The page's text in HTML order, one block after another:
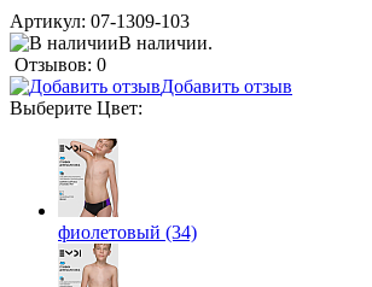
Артикул: 07-1309-103
В наличии.
Отзывов: 0
Добавить отзыв
Выберите Цвет:
фиолетовый (34)